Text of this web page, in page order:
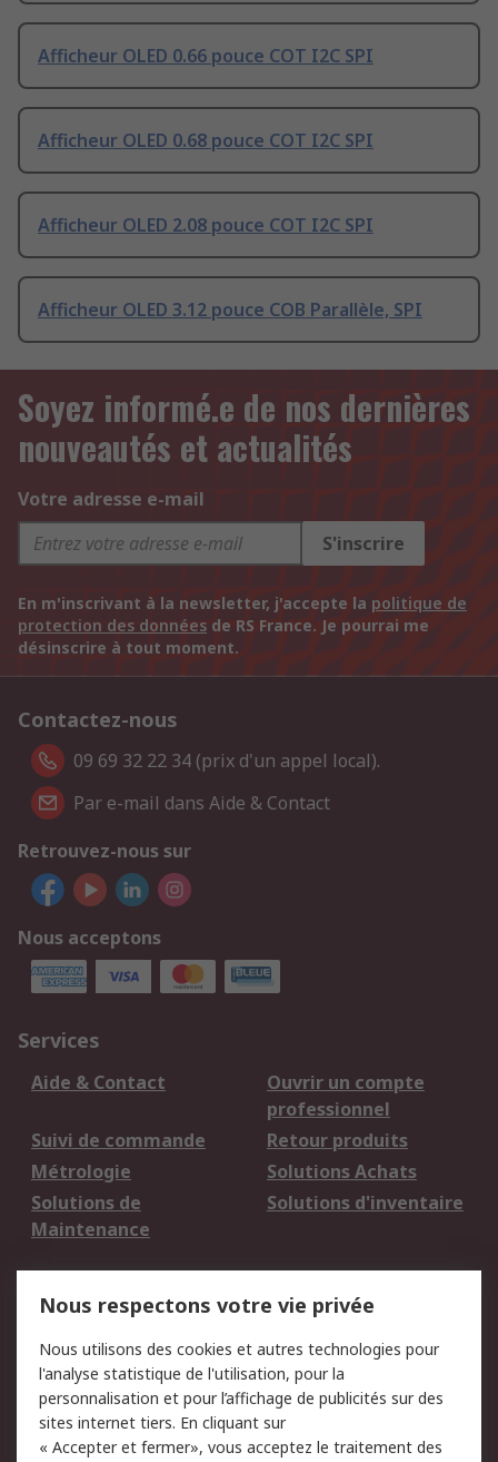
Afficheur OLED 0.66 pouce COT I2C SPI
Afficheur OLED 0.68 pouce COT I2C SPI
Afficheur OLED 2.08 pouce COT I2C SPI
Afficheur OLED 3.12 pouce COB Parallèle, SPI
Soyez informé.e de nos dernières
nouveautés et actualités
Votre adresse e-mail
S'inscrire
En m'inscrivant à la newsletter, j'accepte la politique de
protection des données de RS France. Je pourrai me
désinscrire à tout moment.
Contactez-nous
09 69 32 22 34 (prix d'un appel local).
Par e-mail dans Aide & Contact
Retrouvez-nous sur
Nous acceptons
Services
Aide & Contact
Ouvrir un compte
professionnel
Suivi de commande
Retour produits
Métrologie
Solutions Achats
Solutions de
Maintenance
Solutions d'inventaire
du site
Politique de protection
des données - Mise à
jour
Sécurité des E-mails
Nous respectons votre vie privée
Nous utilisons des cookies et autres technologies pour
l'analyse statistique de l'utilisation, pour la
personnalisation et pour l’affichage de publicités sur des
sites internet tiers. En cliquant sur
« Accepter et fermer», vous acceptez le traitement des